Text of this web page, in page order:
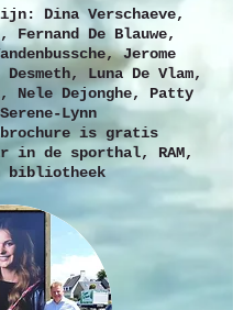
Dina Verschaeve,
Fernand De Blauwe,
Jerome
Luna De Vlam,
Nele Dejonghe, Patty
Lynn
is gratis
in de sporthal, RAM,
bibliotheek